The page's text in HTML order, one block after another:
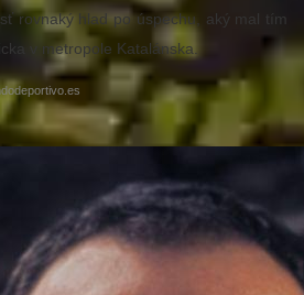
rovnaký hlad po úspechu, aký mal tím
v metropole Katalánska.